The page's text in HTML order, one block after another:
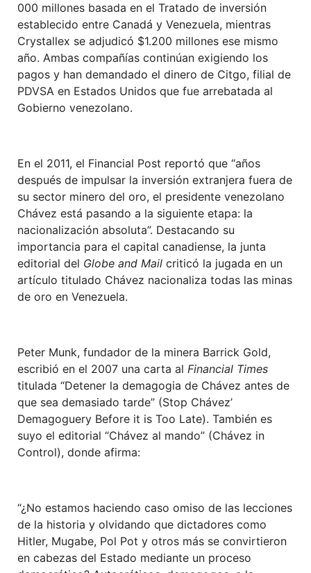
000 millones basada en el Tratado de inversión
establecido entre Canadá y Venezuela, mientras
Crystallex se adjudicó $1.200 millones ese mismo
año. Ambas compañías continúan exigiendo los
pagos y han demandado el dinero de Citgo, filial de
PDVSA en Estados Unidos que fue arrebatada al
Gobierno venezolano.
En el 2011, el Financial Post reportó que “años
después de impulsar la inversión extranjera fuera de
su sector minero del oro, el presidente venezolano
Chávez está pasando a la siguiente etapa: la
nacionalización absoluta”. Destacando su
importancia para el capital canadiense, la junta
editorial del Globe and Mail criticó la jugada en un
artículo titulado Chávez nacionaliza todas las minas
de oro en Venezuela.
Peter Munk, fundador de la minera Barrick Gold,
escribió en el 2007 una carta al Financial Times
titulada “Detener la demagogia de Chávez antes de
que sea demasiado tarde” (Stop Chávez’
Demagoguery Before it is Too Late). También es
suyo el editorial “Chávez al mando” (Chávez in
Control), donde afirma:
“¿No estamos haciendo caso omiso de las lecciones
de la historia y olvidando que dictadores como
Hitler, Mugabe, Pol Pot y otros más se convirtieron
en cabezas del Estado mediante un proceso